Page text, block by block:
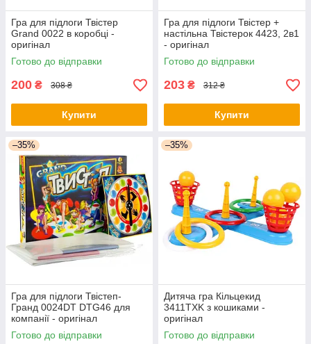
Гра для підлоги Твістер
Grand 0022 в коробці -
оригінал
Готово до відправки
200 ₴ 308 ₴
Купити
Гра для підлоги Твістер +
настільна Твістерок 4423, 2в1
- оригінал
Готово до відправки
203 ₴ 312 ₴
Купити
–35%
Гра для підлоги Твістеп-
Гранд 0024DT DTG46 для
компанії - оригінал
Готово до відправки
–35%
Дитяча гра Кільцекид
3411TXK з кошиками -
оригінал
Готово до відправки